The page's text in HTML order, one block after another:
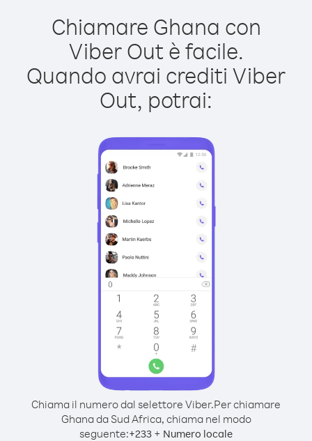
Chiamare Ghana con
Viber Out è facile.
Quando avrai crediti Viber
Out, potrai:
Chiama il numero dal selettore Viber.Per chiamare
Ghana da Sud Africa, chiama nel modo
seguente:+233 + Numero locale